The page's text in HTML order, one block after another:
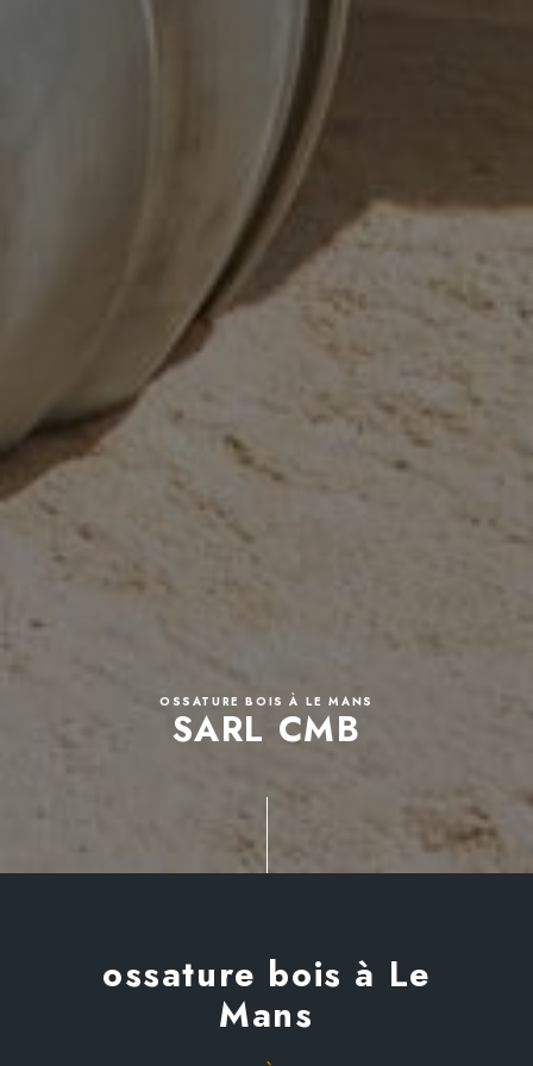
OSSATURE BOIS À LE MANS
SARL CMB
ossature bois à Le
Mans